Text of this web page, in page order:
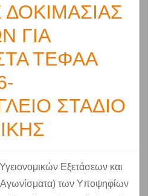
ΓΙΑ
ΤΕΦΑΑ
ΣΤΑΔΙΟ
Εξετάσεων και
των Υποψηφίων